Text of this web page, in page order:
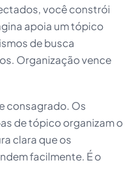
você constrói
apoia um tópico
de busca
Organização vence
consagrado. Os
de tópico organizam o
clara que os
facilmente. É o